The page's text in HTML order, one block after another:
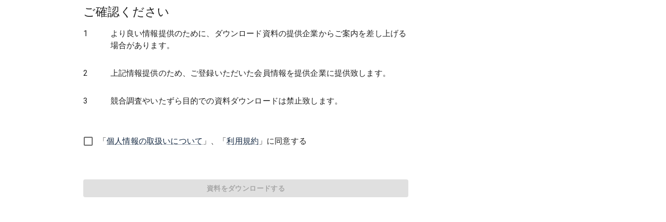
ご確認ください
1
より良い情報提供のために、ダウンロード資料の提供企業からご案内を差し上げる
場合があります。
2 上記情報提供のため、ご登録いただいた会員情報を提供企業に提供致します。
3 競合調査やいたずら目的での資料ダウンロードは禁止致します。
「個人情報の取扱いについて 」、「利用規約 」に同意する
資料をダウンロードする